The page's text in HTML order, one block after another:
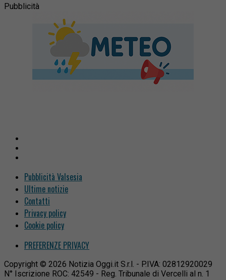
Pubblicità
Pubblicità Valsesia
Ultime notizie
Contatti
Privacy policy
Cookie policy
PREFERENZE PRIVACY
Copyright © 2026 Notizia Oggi.it S.r.l. - P.IVA: 02812920029
N° Iscrizione ROC: 42549 - Reg. Tribunale di Vercelli al n. 1